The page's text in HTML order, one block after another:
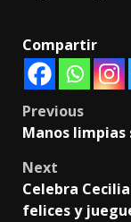
Compartir
Post
Previous
Manos limpias
Next
Celebra
felices y